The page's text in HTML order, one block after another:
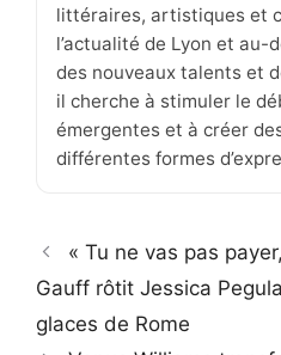
littéraires, artistiques et
l’actualité de Lyon et au-
des nouveaux talents et
il cherche à stimuler le
émergentes et à créer
différentes formes
« Tu ne vas pas
Gauff rôtit Jessica
glaces de Rome